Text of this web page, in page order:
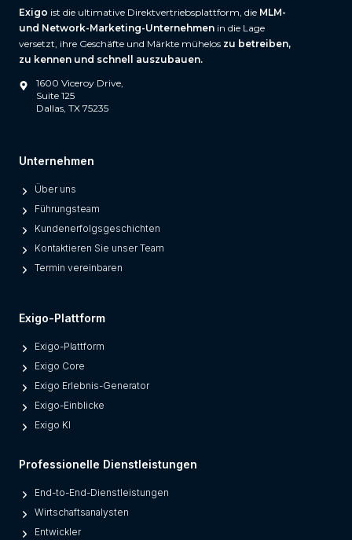
Exigo ist die ultimative Direktvertriebsplattform, die MLM-
und Network-Marketing-Unternehmen in die Lage
versetzt, ihre Geschäfte und Märkte mühelos zu betreiben,
zu kennen und schnell auszubauen.
1600 Viceroy Drive,
Suite 125
Dallas, TX 75235
Unternehmen
Über uns
Führungsteam
Kundenerfolgsgeschichten
Kontaktieren Sie unser Team
Termin vereinbaren
Exigo-Plattform
Exigo-Plattform
Exigo Core
Exigo Erlebnis-Generator
Exigo-Einblicke
Exigo KI
Professionelle Dienstleistungen
End-to-End-Dienstleistungen
Wirtschaftsanalysten
Entwickler